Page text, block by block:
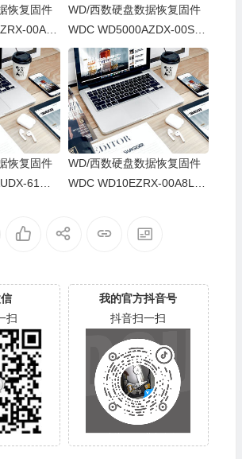
恢复固件
00A8L
WMC1U1
1682
WD/西数硬盘数据恢复固件
WDC WD5000AZDX-00SC2
B0_01.01A01_WD-WMC1U
0422261-0030001C-1682
恢复固件
61WN
WD/西数硬盘数据恢复固件
WDC WD10EZRX-00A8LB0
扫
我的官方抖音号
抖音扫一扫